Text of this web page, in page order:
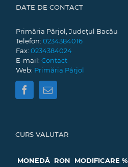
DATE DE CONTACT
Primăria Pârjol, Județul Bacău
Telefon: 0234384016
Fax: 0234384024
E-mail: Contact
Web: Primăria Pârjol
CURS VALUTAR
MONEDĂ RON
MODIFICARE %